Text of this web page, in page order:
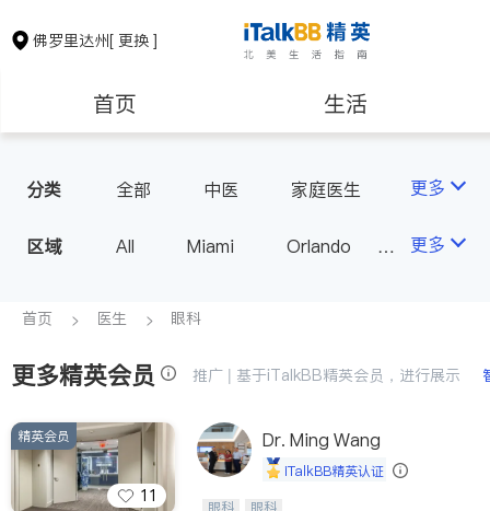
佛罗里达州[ 更换 ]
首页 生活
保险理财 房地产租售
银行贷款
教育 养老
非盈利组织
分类 全部 中医
家庭医生
眼科
妇科
更多
区域 All Miami
Orlando
FL - Other Cities
更多
首页 医生 眼科
更多精英会员 推广 | 基于iTalkBB精英会员，进行展示
11
精英会员 Dr. Ming Wang
iTalkBB精英认证
Wang Vision Institute has more tha
眼科 眼科